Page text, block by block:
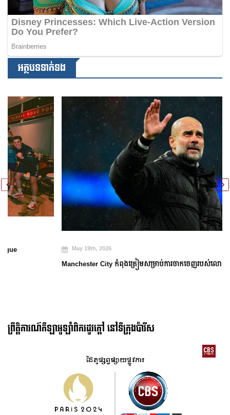
អត្ថបទទាក់ទង
Manchester City កំពុងត្រៀមសម្រាប់ការចាកចេញរបស់លោក Guardiola
ព្រឹត្តិការណ៍កីឡាអូឡាំពិករដូវក្ដៅ នៅទីក្រុងប៉ារីស